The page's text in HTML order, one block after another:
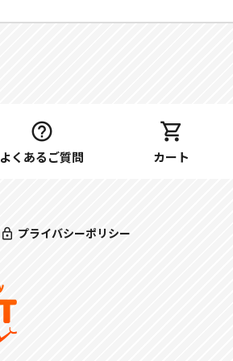
よくあるご質問 カート
プライバシーポリシー